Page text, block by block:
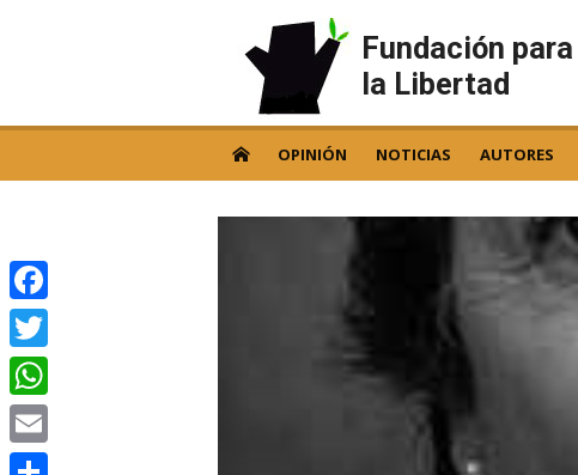
Fundación para
la Libertad
OPINIÓN NOTICIAS AUTORES
Facebook
Twitter
WhatsApp
Email